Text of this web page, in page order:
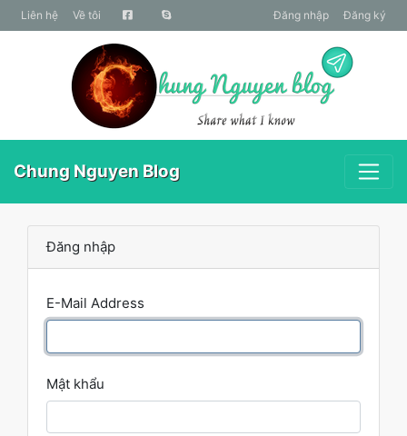
liên hệ Về tôi Đăng nhập Đăng ký
Chung Nguyen Blog
Đăng nhập
E-Mail Address
Mật khẩu